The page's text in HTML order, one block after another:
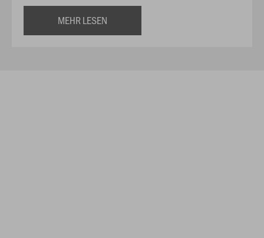
MEHR LESEN